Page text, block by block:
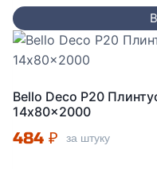
Bello Deco P20
14x80x2000
484 ₽ за штуку